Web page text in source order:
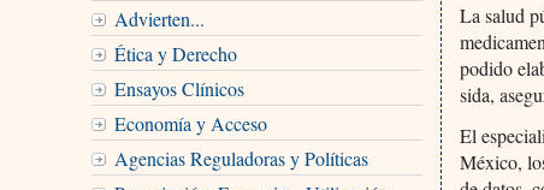
Advierten...
Ética y Derecho
Ensayos Clínicos
Economía y Acceso
Agencias Reguladoras y Políticas
La salud
podido
sida,
El
México,